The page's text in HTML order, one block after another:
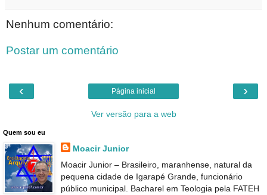
Nenhum comentário:
Postar um comentário
‹ ›
Página inicial
Ver versão para a web
Quem sou eu
Moacir Junior
Moacir Junior – Brasileiro, maranhense, natural da
pequena cidade de Igarapé Grande, funcionário
público municipal. Bacharel em Teologia pela FATEH